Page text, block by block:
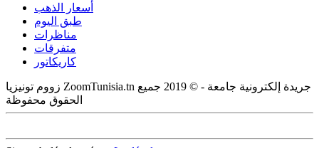
أسعار الذهب
طبق اليوم
مناظرات
متفرقات
كاريكاتور
زووم تونيزيا ZoomTunisia.tn جريدة إلكترونية جامعة - © 2019 جميع
الحقوق محفوظة